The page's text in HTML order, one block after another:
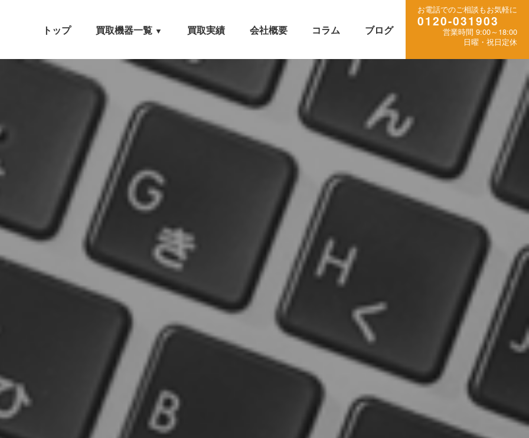
トップ 買取機器一覧 ▼
自動車設備機械
農業・林業機械
建設機械・土木機械
木工機械
産業機械
買取実績 会社概要 コラム ブログ
お電話でのご相談もお気軽に
0120-031903
営業時間 9:00～18:00
日曜・祝日定休